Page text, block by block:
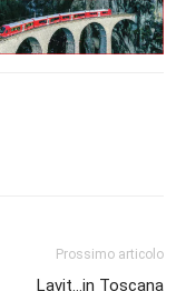
Prossimo articolo
Lavit…in Toscana